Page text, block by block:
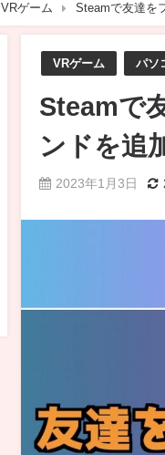
VRゲーム Steamで友達を
VRゲーム パソ
Steamで
ンドを追
2023年1月3日